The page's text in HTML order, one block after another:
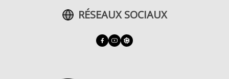
RÉSEAUX SOCIAUX